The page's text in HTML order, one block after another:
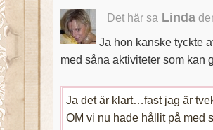
Det här sa Linda
Ja hon kanske tyckte
med såna aktiviteter som
Ja det är klart…fast jag är
OM vi nu hade hållit på med